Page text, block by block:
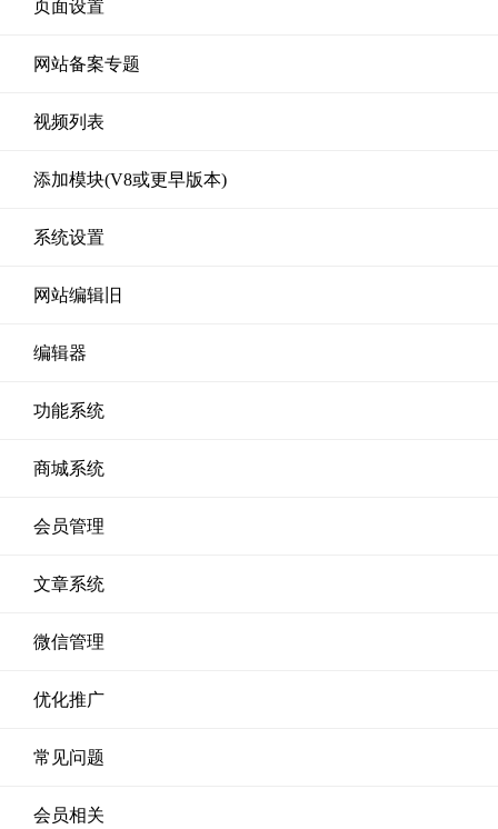
页面设置
网站备案专题
视频列表
添加模块(V8或更早版本)
系统设置
网站编辑旧
编辑器
功能系统
商城系统
会员管理
文章系统
微信管理
优化推广
常见问题
会员相关